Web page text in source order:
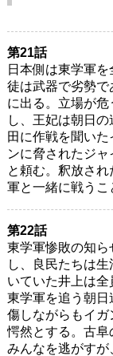
第21話
日本側は東学軍
徒は武器で劣勢
に出る。立場が
し、王妃は朝日
田に作戦を聞い
ンに脅されたジ
と頼む。釈放さ
軍と一緒に戦うこ
第22話
東学軍惨敗の知
し、良民たちは
いていた井上は
東学軍を追う朝日
傷しながらもイガ
愕然とする。古
みんなを逃がす